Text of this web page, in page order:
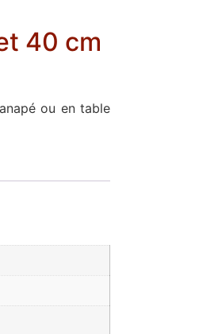
40 cm
ou en table